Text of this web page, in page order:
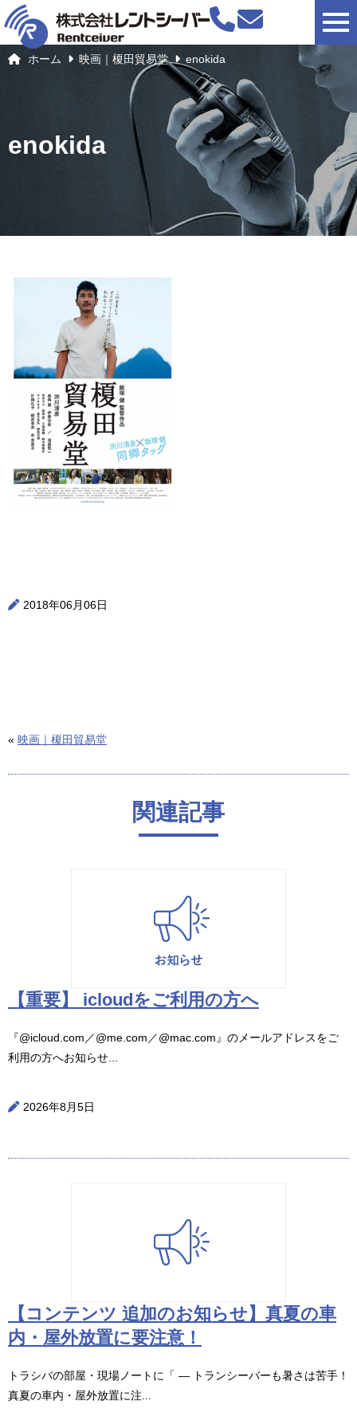
ホーム 映画｜榎田貿易堂 enokida
enokida
2018年06月06日
« 映画｜榎田貿易堂
関連記事
【重要】 icloudをご利用の方へ
『@icloud.com／@me.com／@mac.com』のメールアドレスをご
利用の方へお知らせ...
2026年8月5日
【コンテンツ 追加のお知らせ】真夏の車
内・屋外放置に要注意！
トラシバの部屋・現場ノートに「 ― トランシーバーも暑さは苦手！
真夏の車内・屋外放置に注...